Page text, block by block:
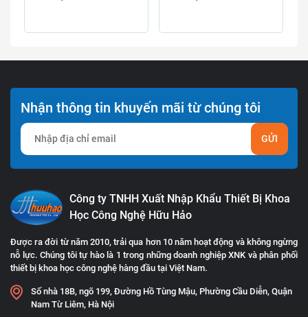
Nhận thông tin khuyến mãi từ chúng tôi
GỬI
Công ty TNHH Xuất Nhập Khẩu Thiết Bị Khoa
Học Công Nghệ Hữu Hảo
Được ra đời từ năm 2010, trải qua hơn 10 năm hoạt động và không ngừng
nỗ lực. Chúng tôi tự hào là 1 trong những doanh nghiệp XNK và phân phối
thiết bị khoa học công nghệ hàng đầu tại Việt Nam.
Số nhà 18B, ngõ 199, Đường Hồ Tùng Mậu, Phường Cầu Diễn, Quận
Nam Từ Liêm, Hà Nội